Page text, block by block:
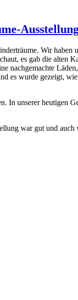
Wir
es gab die alten
nachgemachte
es wurde gezeigt,
In unserer heutigen
war gut und